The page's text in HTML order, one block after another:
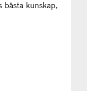
bästa kunskap,